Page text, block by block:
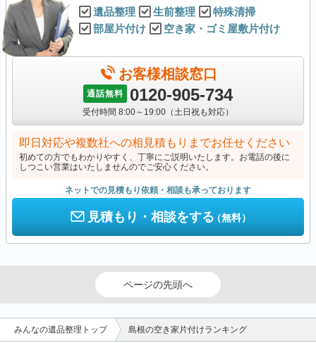
遺品整理 生前整理
特殊清掃
部屋片付け
空き家・ゴミ屋敷片付け
お客様相談窓口
通話無料 0120-905-734
受付時間 8:00～19:00（土日祝も対応）
即日対応や複数社への相見積もりまでお任せください
初めての方でもわかりやすく、丁寧にご説明いたします。お電話の後に
しつこい営業はいたしませんのでご安心ください。
ネットでの見積もり依頼・相談も承っております
見積もり・相談をする（無料）
ページの先頭へ
みんなの遺品整理トップ 島根の空き家片付けランキング